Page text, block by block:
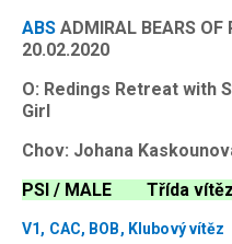
ABS ADMIRAL BEARS
20.02.2020
O: Redings Retreat with
Girl
Chov: Johana
PSI / MALE Třída
V1, CAC, BOB, Klubový vítěz